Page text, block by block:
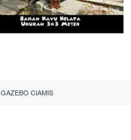
GAZEBO CIAMIS